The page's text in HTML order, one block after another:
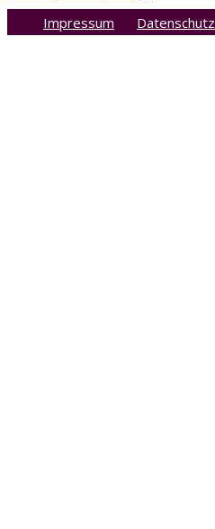
Impressum Datenschutz